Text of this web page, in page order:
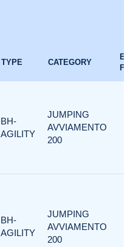
TYPE CATEGORY
BH-
AGILITY
JUMPING
AVVIAMENTO
200
BH-
AGILITY
JUMPING
AVVIAMENTO
200